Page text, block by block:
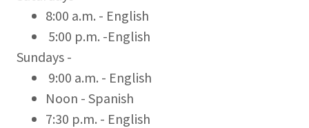
8:00 a.m. - English
5:00 p.m. -English
Sundays -
9:00 a.m. - English
Noon - Spanish
7:30 p.m. - English